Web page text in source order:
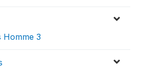
Homme 3